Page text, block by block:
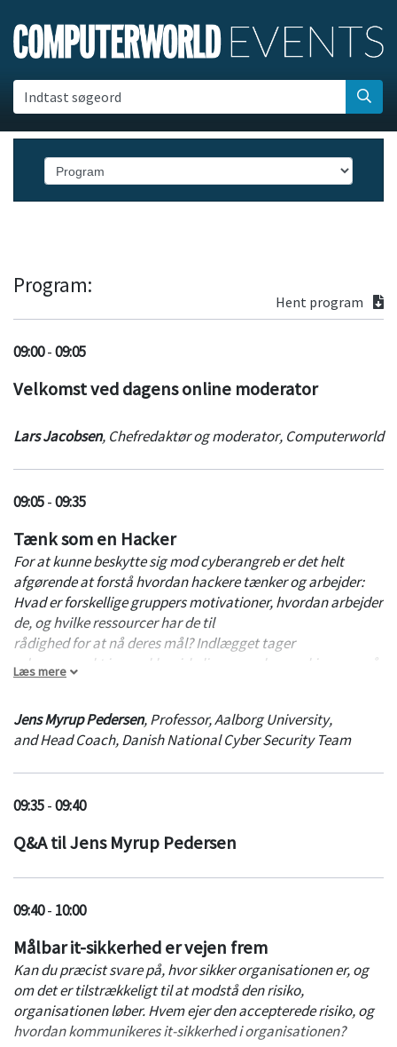
Indtast søgeord
Program:
Hent program
09:00-09:05
Velkomst ved dagens online moderator
Lars Jacobsen, Chefredaktør og moderator, Computerworld
09:05-09:35
Tænk som en Hacker
For at kunne beskytte sig mod cyberangreb er det helt
afgørende at forstå hvordan hackere tænker og arbejder:
Hvad er forskellige gruppers motivationer, hvordan arbejder
de, og hvilke ressourcer har de til
rådighed for at nå deres mål? Indlægget tager
udgangspunkt i en række virkelige angreb, men kigger også
på nuværende trends og forventninger til fremtiden, bl.a. i
metoder og kunstig intelligens.
Læs mere
Jens Myrup Pedersen,Professor, Aalborg University,
and Head Coach, Danish National Cyber Security Team
09:35-09:40
Q&A til Jens Myrup Pedersen
09:40- 10:00
Målbar it-sikkerhed er vejen frem
Kan du præcist svare på, hvor sikker organisationen er, og
om det er tilstrækkeligt til at modstå den risiko,
organisationen løber. Hvem ejer den accepterede risiko, og
hvordan kommunikeres it-sikkerhed i organisationen?